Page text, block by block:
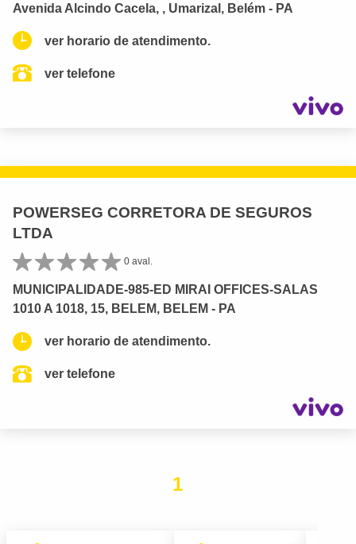
Avenida Alcindo Cacela, , Umarizal, Belém - PA
ver horario de atendimento.
ver telefone
POWERSEG CORRETORA DE SEGUROS
LTDA
0 aval.
MUNICIPALIDADE-985-ED MIRAI OFFICES-SALAS
1010 A 1018, 15, BELEM, BELEM - PA
ver horario de atendimento.
ver telefone
1